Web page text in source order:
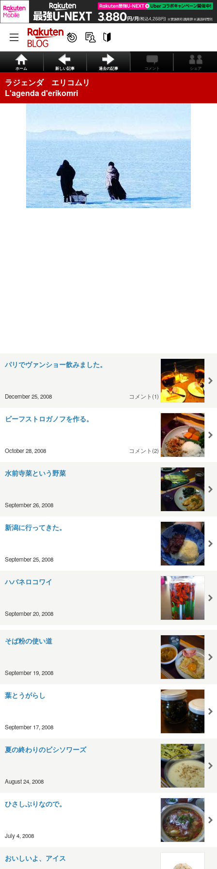
ホーム 新しい記事 過去の記事 コメント シェア
ラジェンダ エリコムリ
L'agenda d'erikomri
パリでヴァンショー飲みました。
December 25, 2008 コメント(1)
ビーフストロガノフを作る。
October 28, 2008 コメント(2)
水前寺菜という野菜
September 26, 2008
新潟に行ってきた。
September 25, 2008
ハバネロコワイ
September 20, 2008
そば粉の使い道
September 19, 2008
葉とうがらし
September 17, 2008
夏の終わりのビシソワーズ
August 24, 2008
ひさしぶりなので。
July 4, 2008
おいしいよ、アイス